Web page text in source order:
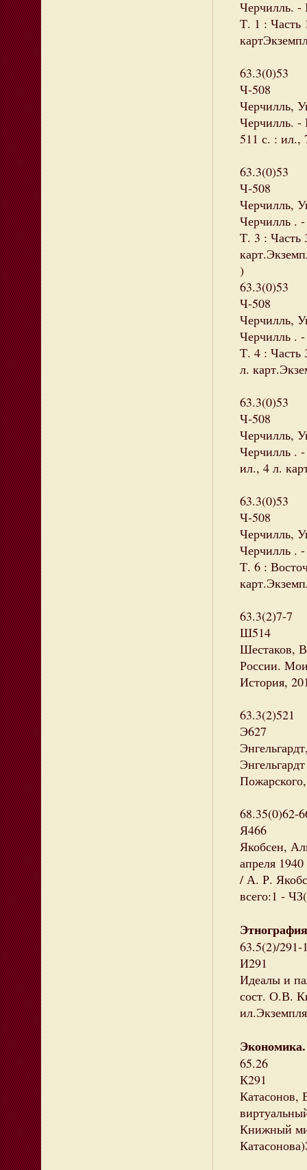
Черчилль.
Т. 1 : Часть
63.3(0)53
Ч-508
Черчилль,
Черчилль.
511 с. : ил.,
63.3(0)53
Ч-508
Черчилль,
Черчилль .
Т. 3 : Часть
)
63.3(0)53
Ч-508
Черчилль,
Черчилль .
Т. 4 : Часть
л.
63.3(0)53
Ч-508
Черчилль,
Черчилль .
ил., 4 л.
63.3(0)53
Ч-508
Черчилль,
Черчилль .
Т. 6 :
63.3(2)7-7
Ш514
Шестаков,
России.
История,
63.3(2)521
Э627
68.35(0)62-
Я466
Якобсен,
апреля
/ А. Р.
всего:1 -
Этнография
63.5(2)/291-
И291
Идеалы и
сост. О.В.
65.26
К291
Катасонов,
Книжный